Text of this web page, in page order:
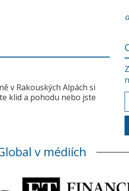
v Rakouských Alpách si
klid a pohodu nebo jste
v médiích